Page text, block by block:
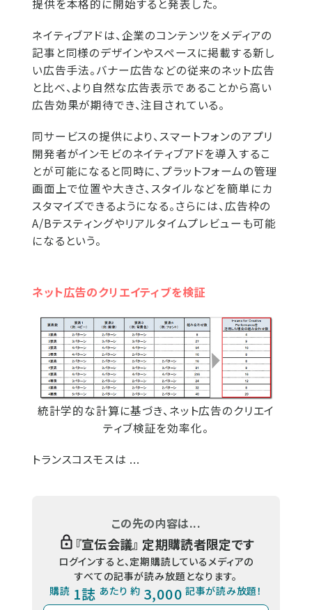
提供を本格的に開始すると発表した。
ネイティブアドは、企業のコンテンツをメディアの
記事と同様のデザインやスペースに掲載する新し
い広告手法。バナー広告などの従来のネット広告
と比べ、より自然な広告表示であることから高い
広告効果が期待でき、注目されている。
同サービスの提供により、スマートフォンのアプリ
開発者がインモビのネイティブアドを導入するこ
とが可能になると同時に、プラットフォームの管理
画面上で位置や大きさ、スタイルなどを簡単にカ
スタマイズできるようになる。さらには、広告枠の
A/Bテスティングやリアルタイムプレビューも可能
になるという。
ネット広告のクリエイティブを検証
統計学的な計算に基づき、ネット広告のクリエイ
ティブ検証を効率化。
トランスコスモスは ...
この先の内容は...
『宣伝会議』 定期購読者限定です
ログインすると、定期購読しているメディアの
すべての記事が読み放題となります。
購読 1誌 あたり 約 3,000 記事が読み放題！